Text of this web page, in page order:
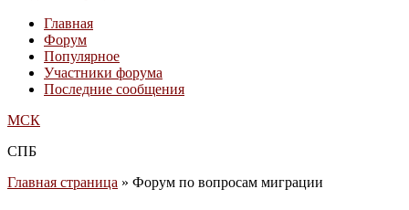
Главная
Форум
Популярное
Участники форума
Последние сообщения
МСК
СПБ
Главная страница » Форум по вопросам миграции